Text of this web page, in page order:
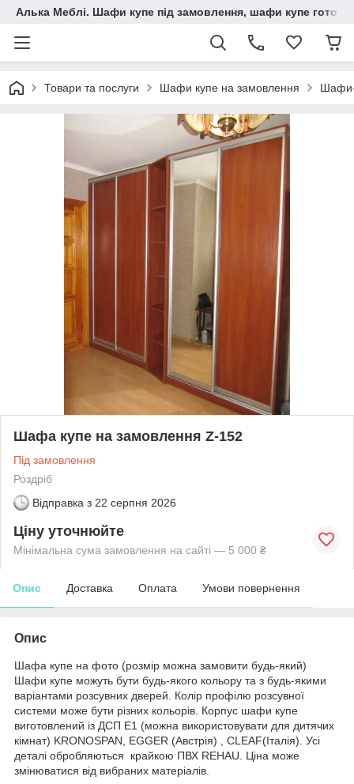
Алька Меблі. Шафи купе під замовлення, шафи купе готові,
Товари та послуги Шафи купе на замовлення Шафи-
Шафа купе на замовлення Z-152
Під замовлення
Роздріб
Відправка з 22 серпня 2026
Ціну уточнюйте
Мінімальна сума замовлення на сайті — 5 000 ₴
Опис Доставка Оплата Умови повернення
Опис
Шафа купе на фото (розмір можна замовити будь-який)
Шафи купе можуть бути будь-якого кольору та з будь-якими
варіантами розсувних дверей. Колір профілю розсувної
системи може бути різних кольорів. Корпус шафи купе
виготовлений із ДСП Е1 (можна використовувати для дитячих
кімнат) KRONOSPAN, EGGER (Австрія) , CLEAF(Італія). Усі
деталі обробляються крайкою ПВХ REHAU. Ціна може
змінюватися від вибраних матеріалів.